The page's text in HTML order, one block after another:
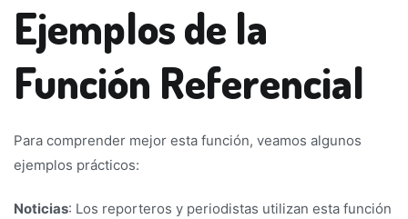
Ejemplos de la
Función Referencial
Para comprender mejor esta función, veamos algunos
ejemplos prácticos:
Noticias: Los reporteros y periodistas utilizan esta función